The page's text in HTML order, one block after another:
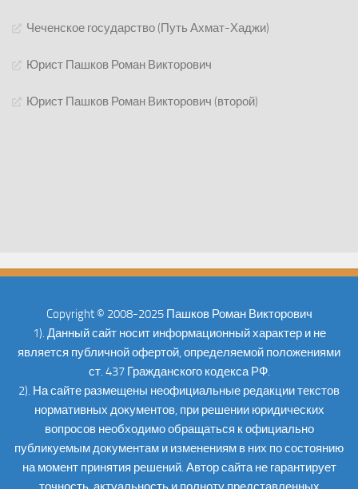
Чеченское государство (Путь Ахмат-Хаджи)
Юрист Пашков Роман Викторович
Юрист Пашков Роман Викторович (второй)
Copyright © 2008-2025 Пашков Роман Викторович
1). Данный сайт носит информационный характер и не
является публичной офертой, определяемой положениями
ст. 437 Гражданского кодекса РФ.
2). На сайте размещены неофициальные редакции текстов
нормативных документов, при решении юридических
вопросов необходимо обращаться к официально
публикуемым документам и изменениям в них по состоянию
на момент принятия решений. Автор сайта не гарантирует